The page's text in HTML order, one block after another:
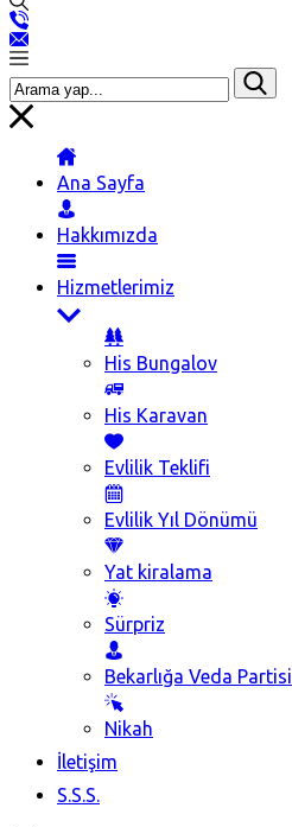
Ana Sayfa
Hakkımızda
Hizmetlerimiz
His Bungalov
His Karavan
Evlilik Teklifi
Evlilik Yıl Dönümü
Yat kiralama
Sürpriz
Bekarlığa Veda Partisi
Nikah
İletişim
S.S.S.